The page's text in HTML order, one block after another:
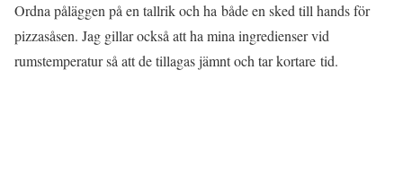
Ordna påläggen på en tallrik och ha både en sked till hands för
pizzasåsen. Jag gillar också att ha mina ingredienser vid
rumstemperatur så att de tillagas jämnt och tar kortare tid.